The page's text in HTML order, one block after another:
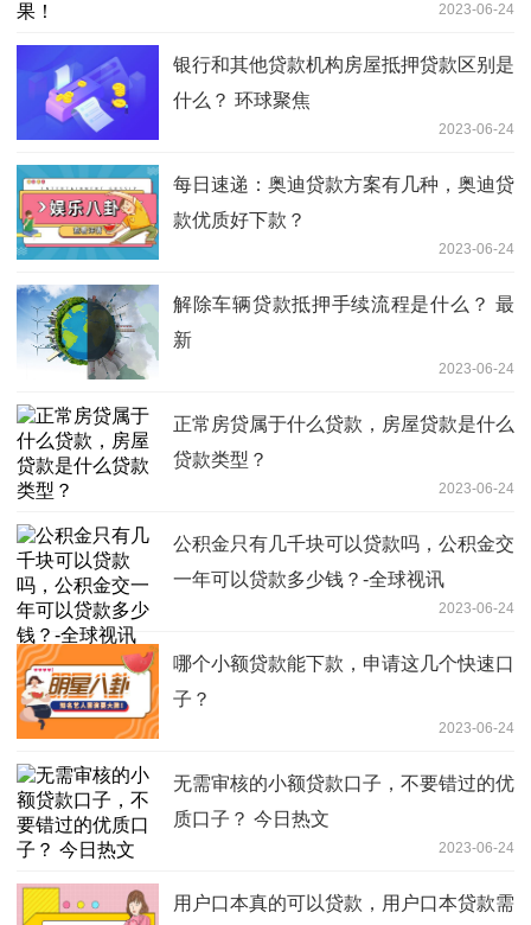
2023-06-24
银行和其他贷款机构房屋抵押贷款区别是
什么？ 环球聚焦
2023-06-24
每日速递：奥迪贷款方案有几种，奥迪贷
款优质好下款？
2023-06-24
解除车辆贷款抵押手续流程是什么？ 最
新
2023-06-24
正常房贷属于什么贷款，房屋贷款是什么
贷款类型？
2023-06-24
公积金只有几千块可以贷款吗，公积金交
一年可以贷款多少钱？-全球视讯
2023-06-24
哪个小额贷款能下款，申请这几个快速口
子？
2023-06-24
无需审核的小额贷款口子，不要错过的优
质口子？ 今日热文
2023-06-24
用户口本真的可以贷款，用户口本贷款需